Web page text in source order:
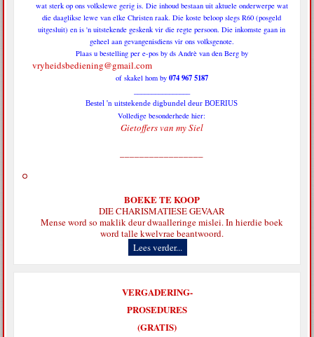
wat sterk op ons volkslewe gerig is. Die inhoud bestaan uit aktuele onderwerpe wat
die daaglikse lewe van elke Christen raak. Die koste beloop slegs R60 (posgeld
uitgesluit) en is 'n uitstekende geskenk vir die regte persoon. Die inkomste gaan in
geheel aan gevangenisdiens vir ons volksgenote.
Plaas u bestelling per e-pos by ds Andrè van den Berg by
vryheidsbediening@gmail.com
of skakel hom by 074 967 5187
Bestel 'n uitstekende digbundel deur BOERIUS
Volledige besonderhede hier:
Gietoffers van my Siel
BOEKE TE KOOP
DIE CHARISMATIESE GEVAAR
Mense word so maklik deur dwaalleringe mislei. In hierdie boek
word talle kwelvrae beantwoord.
Lees verder...
VERGADERING-
PROSEDURES
(GRATIS)